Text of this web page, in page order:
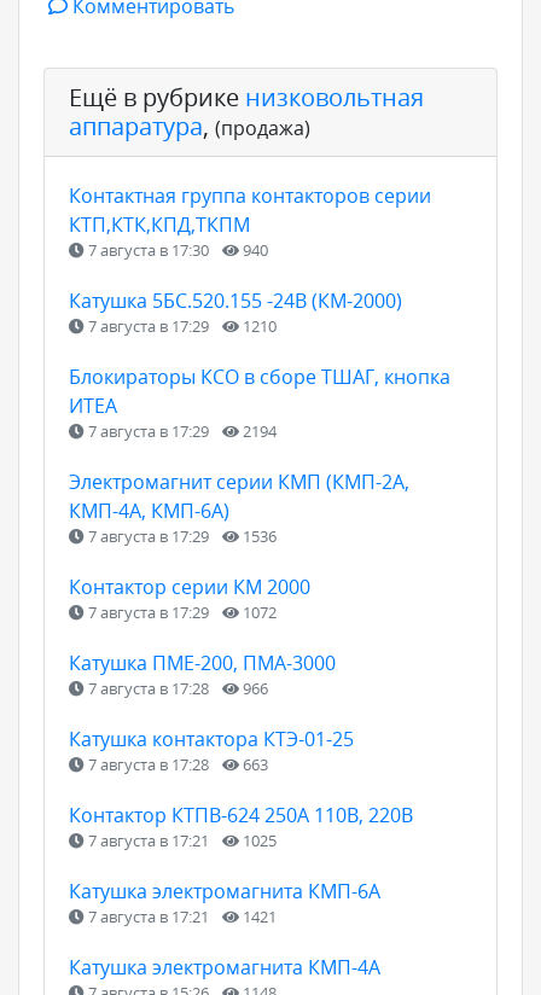
Комментировать
Ещё в рубрике низковольтная
аппаратура, (продажа)
Контактная группа контакторов серии
КТП,КТК,КПД,ТКПМ
7 августа в 17:30 940
Катушка 5БС.520.155 -24В (КМ-2000)
7 августа в 17:29 1210
Блокираторы КСО в сборе ТШАГ, кнопка
ИТЕА
7 августа в 17:29 2194
Электромагнит серии КМП (КМП-2А,
КМП-4А, КМП-6А)
7 августа в 17:29 1536
Контактор серии КМ 2000
7 августа в 17:29 1072
Катушка ПМЕ-200, ПМА-3000
7 августа в 17:28 966
Катушка контактора КТЭ-01-25
7 августа в 17:28 663
Контактор КТПВ-624 250А 110В, 220В
7 августа в 17:21 1025
Катушка электромагнита КМП-6А
7 августа в 17:21 1421
Катушка электромагнита КМП-4А